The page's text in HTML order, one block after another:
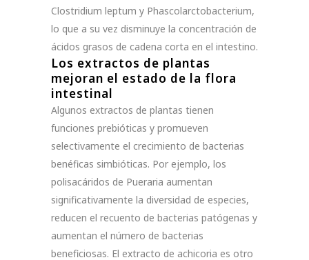
Clostridium leptum y Phascolarctobacterium,
lo que a su vez disminuye la concentración de
ácidos grasos de cadena corta en el intestino.
Los extractos de plantas
mejoran el estado de la flora
intestinal
Algunos extractos de plantas tienen
funciones prebióticas y promueven
selectivamente el crecimiento de bacterias
benéficas simbióticas. Por ejemplo, los
polisacáridos de Pueraria aumentan
significativamente la diversidad de especies,
reducen el recuento de bacterias patógenas y
aumentan el número de bacterias
beneficiosas. El extracto de achicoria es otro